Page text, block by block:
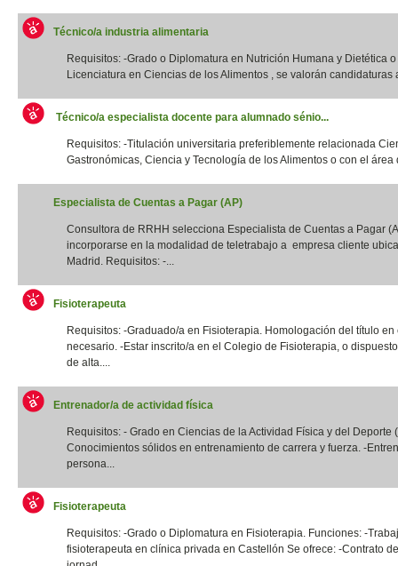
Técnico/a industria alimentaria
Requisitos: -Grado o Diplomatura en Nutrición Humana y Dietética
Licenciatura en Ciencias de los Alimentos , se valorán candidaturas
Técnico/a especialista docente para alumnado sénio...
Requisitos: -Titulación universitaria preferiblemente relacionada
Gastronómicas, Ciencia y Tecnología de los Alimentos o con el área
Especialista de Cuentas a Pagar (AP)
Consultora de RRHH selecciona Especialista de Cuentas a Pagar
incorporarse en la modalidad de teletrabajo a empresa cliente
Madrid. Requisitos: -...
Fisioterapeuta
Requisitos: -Graduado/a en Fisioterapia. Homologación del título en
necesario. -Estar inscrito/a en el Colegio de Fisioterapia, o
de alta....
Entrenador/a de actividad física
Requisitos: - Grado en Ciencias de la Actividad Física y del Deporte
Conocimientos sólidos en entrenamiento de carrera y fuerza. -
persona...
Fisioterapeuta
Requisitos: -Grado o Diplomatura en Fisioterapia. Funciones: -
fisioterapeuta en clínica privada en Castellón Se ofrece: -Contrato